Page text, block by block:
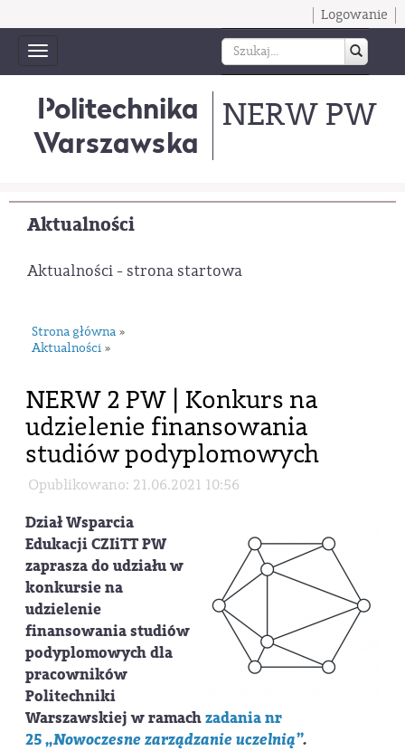
Logowanie
Toggle
navigation
Politechnika
Warszawska
NERW PW
Aktualności
Aktualności - strona startowa
Strona główna »
Aktualności »
NERW 2 PW | Konkurs na
udzielenie finansowania
studiów podyplomowych
Opublikowano: 21.06.2021 10:56
Dział Wsparcia
Edukacji CZIiTT PW
zaprasza do udziału w
konkursie na
udzielenie
finansowania studiów
podyplomowych dla
pracowników
Politechniki
Warszawskiej w ramachzadania nr
25„Nowoczesne zarządzanie uczelnią”.